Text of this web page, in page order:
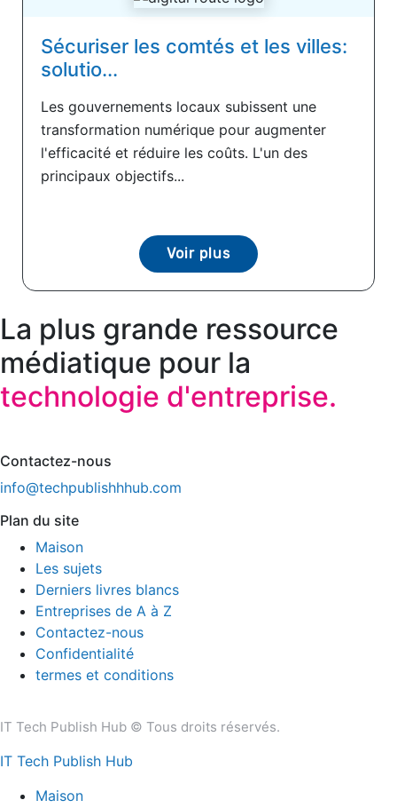
Sécuriser les comtés et les villes:
solutio...
Les gouvernements locaux subissent une
transformation numérique pour augmenter
l'efficacité et réduire les coûts. L'un des
principaux objectifs...
Voir plus
La plus grande ressource
médiatique pour la
technologie d'entreprise.
Contactez-nous
info@techpublishhhub.com
Plan du site
Maison
Les sujets
Derniers livres blancs
Entreprises de A à Z
Contactez-nous
Confidentialité
termes et conditions
IT Tech Publish Hub © Tous droits réservés.
IT Tech Publish Hub
Maison